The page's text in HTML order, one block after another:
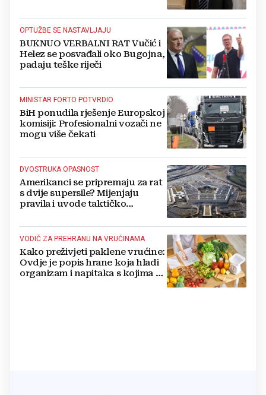
OPTUŽBE SE NASTAVLJAJU
BUKNUO VERBALNI RAT Vučić i
Helez se posvađali oko Bugojna,
padaju teške riječi
MINISTAR FORTO POTVRDIO
BiH ponudila rješenje Europskoj
komisiji: Profesionalni vozači ne
mogu više čekati
DVOSTRUKA OPASNOST
Amerikanci se pripremaju za rat
s dvije supersile? Mijenjaju
pravila i uvode taktičko
VODIČ ZA PREHRANU NA VRUĆINAMA
Kako preživjeti paklene vrućine:
Ovdje je popis hrane koja hladi
organizam i napitaka s kojima si